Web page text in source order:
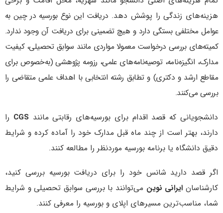
هزینه‌های زندگی را پوشش دهد. دریافت این نوع بورسیه در چین به
عوامل مختلفی بستگی دارد و هیچ تضمینی برای دریافت آن وجود ندارد.
کمیته‌های بررسی درخواست معمولا مواردی مانند سوابق تحصیلی، کیفیت
مدارک، انگیزه‌نامه، توصیه‌نامه‌های علمی، رزومه پژوهشی (به‌خصوص برای
مقاطع ارشد و دکتری) و تطابق رشته انتخابی با اهداف علمی متقاضی را
بررسی می‌کنند.
دانشجویانی که قصد اقدام برای بورسیه‌های رقابتی مانند CGS را
دارند، بهتر است از چند ماه قبل مدارک خود را آماده کرده و شرایط
دقیق دانشگاه یا برنامه بورسیه موردنظر را مطالعه کنند.
اگر قصد دارید شانس خود را برای دریافت بورسیه بررسی کنید،
کارشناسان ایرانی نوین می‌توانند با بررسی سوابق تحصیلی و شرایط
شما، مناسب‌ترین مسیرهای اپلای و بورسیه را معرفی کنند.